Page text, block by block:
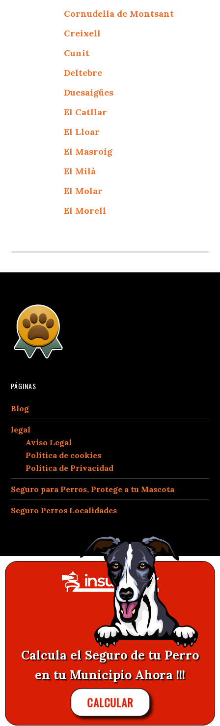
Cornudella de Montsant
Creixell
Cunit
Deltebre
Duesaigües
El Catllar
El Lloar
El Masroig
El Milà
El Molar
El Morell
PÁGINAS
Blog
legal
Aviso Legal
Política de cookies
Política de Privacidad
Seguro para Perros, Protege a tu Mascota
Seguro Perros Localidades
Calcula el Seguro de tu Perro
en tu Municipio Ahora !!!
CALCULAR